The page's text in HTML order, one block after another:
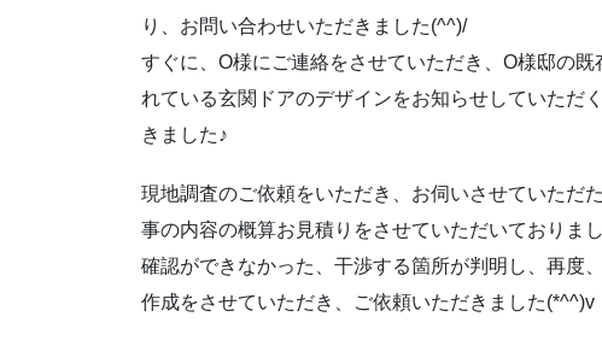
り、お問い合わせいただきました(^^)/
すぐに、O様にご連絡をさせていただき、O様邸の
れている玄関ドアのデザインをお知らせしていただ
きました♪
現地調査のご依頼をいただき、お伺いさせていただ
事の内容の概算お見積りをさせていただいておりま
確認ができなかった、干渉する箇所が判明し、再度
作成をさせていただき、ご依頼いただきました(*^^)v